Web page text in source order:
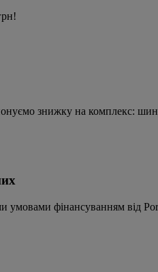
знижку на комплекс:
умовами фінансуванням від